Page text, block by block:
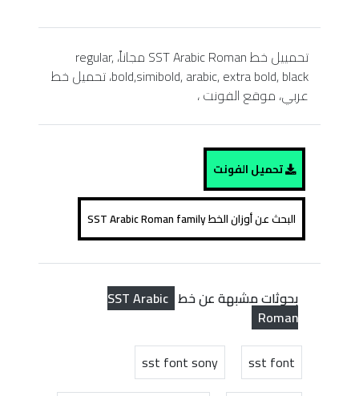
تحمييل خط SST Arabic Roman مجاناً، regular,
bold,simibold, arabic, extra bold, black، تحميل خط
عربي، موقع الفونت ،
تحميل الفونت
البحث عن أوزان الخط SST Arabic Roman family
بحوثات مشبهة عن خط SST Arabic
Roman
sst font
sst font sony